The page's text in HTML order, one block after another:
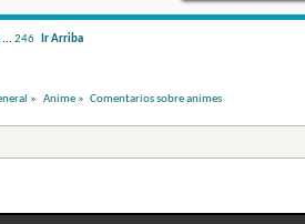
...246 Ir Arriba
» Anime» Comentarios sobre animes